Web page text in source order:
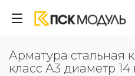
Арматура стальная
класс А3 диаметр